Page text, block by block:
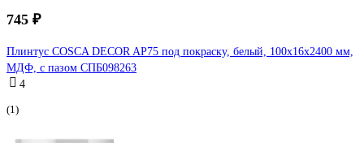
745 ₽
Плинтус COSCA DECOR AP75 под покраску, белый, 100x16x2400 мм,
МДФ, с пазом СПБ098263
4
(1)